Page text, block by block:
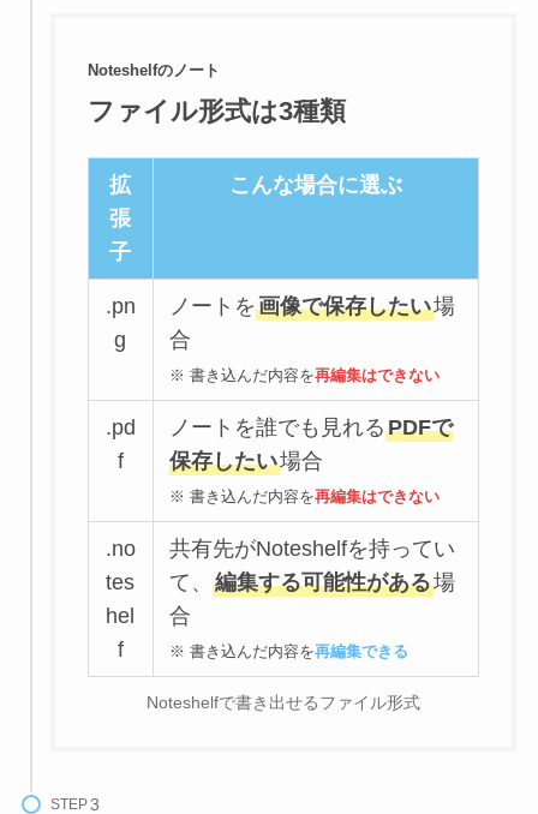
Noteshelfのノート
ファイル形式は3種類
拡
張
子
こんな場合に選ぶ
.pn
g
ノートを画像で保存したい場
合
※ 書き込んだ内容を再編集はできない
.pd
f
ノートを誰でも見れるPDFで
保存したい場合
※ 書き込んだ内容を再編集はできない
.no
tes
hel
f
共有先がNoteshelfを持ってい
て、編集する可能性がある場
合
※ 書き込んだ内容を再編集できる
Noteshelfで書き出せるファイル形式
STEP